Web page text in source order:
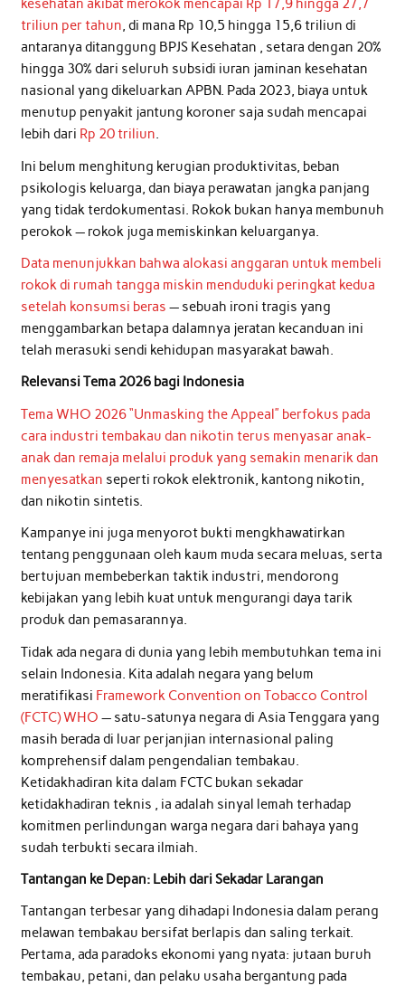
kesehatan akibat merokok mencapai Rp 17,9 hingga 27,7
triliun per tahun, di mana Rp 10,5 hingga 15,6 triliun di
antaranya ditanggung BPJS Kesehatan , setara dengan 20%
hingga 30% dari seluruh subsidi iuran jaminan kesehatan
nasional yang dikeluarkan APBN. Pada 2023, biaya untuk
menutup penyakit jantung koroner saja sudah mencapai
lebih dari Rp 20 triliun.
Ini belum menghitung kerugian produktivitas, beban
psikologis keluarga, dan biaya perawatan jangka panjang
yang tidak terdokumentasi. Rokok bukan hanya membunuh
perokok — rokok juga memiskinkan keluarganya.
Data menunjukkan bahwa alokasi anggaran untuk membeli
rokok di rumah tangga miskin menduduki peringkat kedua
setelah konsumsi beras — sebuah ironi tragis yang
menggambarkan betapa dalamnya jeratan kecanduan ini
telah merasuki sendi kehidupan masyarakat bawah.
Relevansi Tema 2026 bagi Indonesia
Tema WHO 2026 “Unmasking the Appeal” berfokus pada
cara industri tembakau dan nikotin terus menyasar anak-
anak dan remaja melalui produk yang semakin menarik dan
menyesatkan seperti rokok elektronik, kantong nikotin,
dan nikotin sintetis.
Kampanye ini juga menyorot bukti mengkhawatirkan
tentang penggunaan oleh kaum muda secara meluas, serta
bertujuan membeberkan taktik industri, mendorong
kebijakan yang lebih kuat untuk mengurangi daya tarik
produk dan pemasarannya.
Tidak ada negara di dunia yang lebih membutuhkan tema ini
selain Indonesia. Kita adalah negara yang belum
meratifikasi Framework Convention on Tobacco Control
(FCTC) WHO — satu-satunya negara di Asia Tenggara yang
masih berada di luar perjanjian internasional paling
komprehensif dalam pengendalian tembakau.
Ketidakhadiran kita dalam FCTC bukan sekadar
ketidakhadiran teknis , ia adalah sinyal lemah terhadap
komitmen perlindungan warga negara dari bahaya yang
sudah terbukti secara ilmiah.
Tantangan ke Depan: Lebih dari Sekadar Larangan
Tantangan terbesar yang dihadapi Indonesia dalam perang
melawan tembakau bersifat berlapis dan saling terkait.
Pertama, ada paradoks ekonomi yang nyata: jutaan buruh
tembakau, petani, dan pelaku usaha bergantung pada